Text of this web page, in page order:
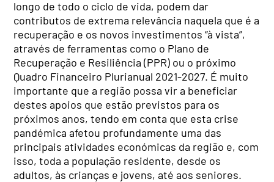
longo de todo o ciclo de vida, podem dar
contributos de extrema relevância naquela que é a
recuperação e os novos investimentos “à vista”,
através de ferramentas como o Plano de
Recuperação e Resiliência (PPR) ou o próximo
Quadro Financeiro Plurianual 2021-2027. É muito
importante que a região possa vir a beneficiar
destes apoios que estão previstos para os
próximos anos, tendo em conta que esta crise
pandémica afetou profundamente uma das
principais atividades económicas da região e, com
isso, toda a população residente, desde os
adultos, às crianças e jovens, até aos seniores.